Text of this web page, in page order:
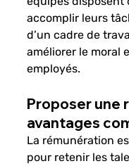
accomplir leurs
d’un cadre de
améliorer le moral
employés.
Proposer une
avantages
La rémunération
pour retenir les